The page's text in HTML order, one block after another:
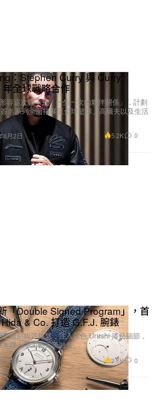
：Stephen Curry 與 Curry
全球戰略合作
容這次聯手是「一生一次的夥伴關係」，計劃
名系列全面拓展至全球籃球、高爾夫以及生活
6月2日 5.2K 0
「Double Signed Program」，首
& Co. 打造 G.F.J. 腕錶
雕刻銀質錶盤，注入藍色 Urushi 漆藝細節，
職人手工藝完美融合。
月2日 2.6K 0